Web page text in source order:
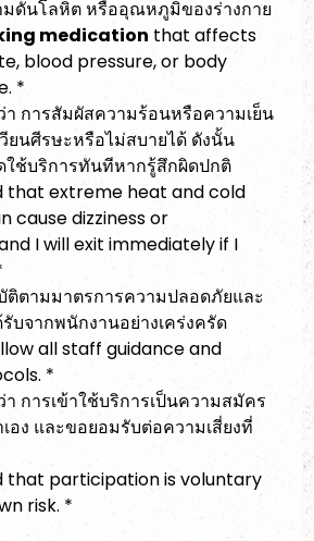
มดันโลหิต หรืออุณหภูมิของร่างกาย
medication that affects
blood pressure, or body
*
า การสัมผัสความร้อนหรือความเย็น
ยนศีรษะหรือไม่สบายได้ ดังนั้น
ใช้บริการทันทีหากรู้สึกผิดปกติ
that extreme heat and cold
cause dizziness or
I will exit immediately if I
ติตามมาตรการความปลอดภัยและ
บจากพนักงานอย่างเคร่งครัด
all staff guidance and
*
า การเข้าใช้บริการเป็นความสมัคร
อง และขอยอมรับต่อความเสี่ยงที่
that participation is voluntary
risk. *